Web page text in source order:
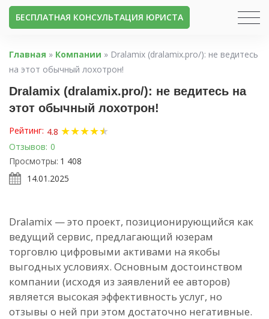
БЕСПЛАТНАЯ КОНСУЛЬТАЦИЯ ЮРИСТА
Главная » Компании » Dralamix (dralamix.pro/): не ведитесь
на этот обычный лохотрон!
Dralamix (dralamix.pro/): не ведитесь на
этот обычный лохотрон!
Рейтинг: 4.8 ★★★★★
★
Отзывов: 0
Просмотры: 1 408
14.01.2025
Dralamix — это проект, позиционирующийся как
ведущий сервис, предлагающий юзерам
торговлю цифровыми активами на якобы
выгодных условиях. Основным достоинством
компании (исходя из заявлений ее авторов)
является высокая эффективность услуг, но
отзывы о ней при этом достаточно негативные.